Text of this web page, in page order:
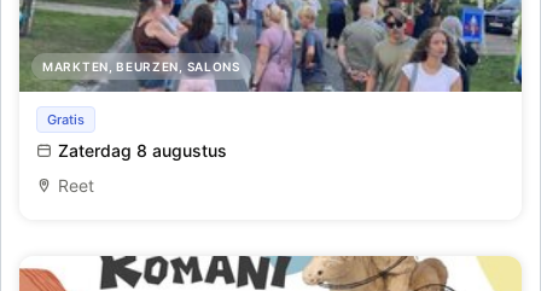
MARKTEN, BEURZEN, SALONS
Avondmarkt - Lichtmarkt tijdens de Lichtfeesten
Gratis
Zaterdag 8 augustus
Reet